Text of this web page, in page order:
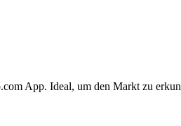
App. Ideal, um den Markt zu